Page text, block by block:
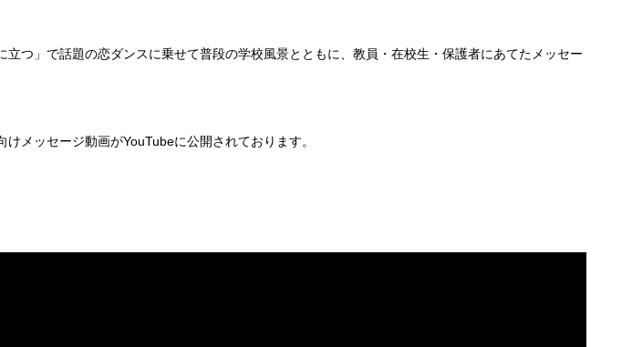
つ」で話題の恋ダンスに乗せて普段の学校風景とともに、教員・在校生・保護者にあてたメッセー
メッセージ動画がYouTubeに公開されております。